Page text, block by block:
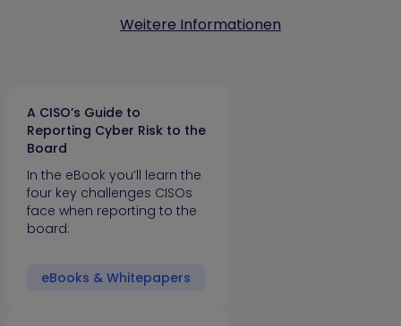
Weitere Informationen
A CISO’s Guide to
Reporting Cyber Risk to the
Board
In the eBook you’ll learn the
four key challenges CISOs
face when reporting to the
board:
eBooks & Whitepapers